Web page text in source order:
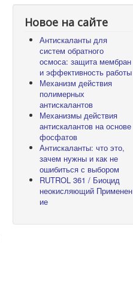
Новое на сайте
Антискаланты для
систем обратного
осмоса: защита мембран
и эффективность работы
Механизм действия
полимерных
антискалантов
Механизмы действия
антискалантов на основе
фосфатов
Антискаланты: что это,
зачем нужны и как не
ошибиться с выбором
RUTROL 361 / Биоцид
неокисляющий Применен
ие